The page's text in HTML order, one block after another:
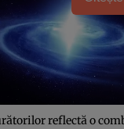
reflectă o